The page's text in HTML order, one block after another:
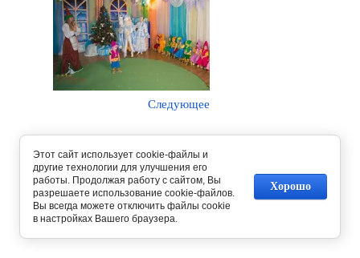
Следующее
Вернуться в галерею
Этот сайт использует cookie-файлы и
другие технологии для улучшения его
работы. Продолжая работу с сайтом, Вы
разрешаете использование cookie-файлов.
Вы всегда можете отключить файлы cookie
в настройках Вашего браузера.
Хорошо